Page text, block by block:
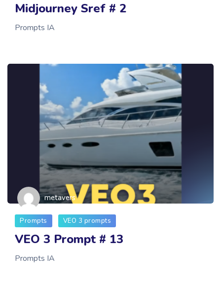
Midjourney Sref # 2
Prompts IA
metavers
Prompts VEO 3 prompts
VEO 3 Prompt # 13
Prompts IA